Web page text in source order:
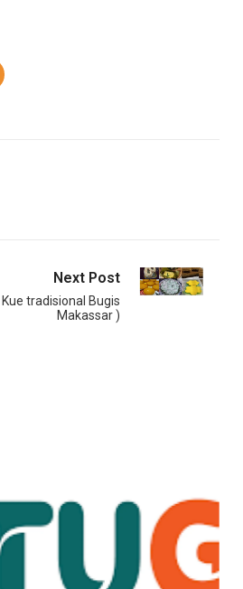
Next Post
tradisional Bugis
Makassar )